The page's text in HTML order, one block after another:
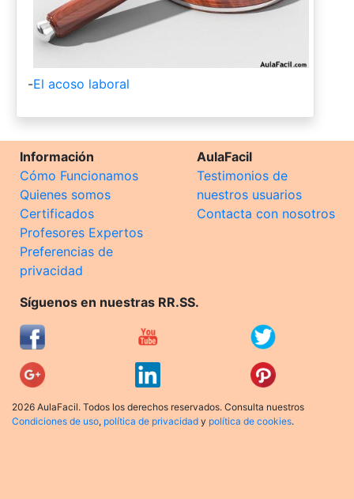
-El acoso laboral
Información
Cómo Funcionamos
Quienes somos
Certificados
Profesores Expertos
Preferencias de
privacidad
AulaFacil
Testimonios de
nuestros usuarios
Contacta con nosotros
Síguenos en nuestras RR.SS.
2026 AulaFacil. Todos los derechos reservados. Consulta nuestros
Condiciones de uso, política de privacidad y política de cookies.